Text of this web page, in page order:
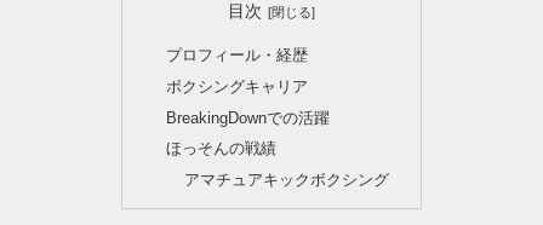
目次
プロフィール・経歴
ボクシングキャリア
BreakingDownでの活躍
ほっそんの戦績
アマチュアキックボクシング